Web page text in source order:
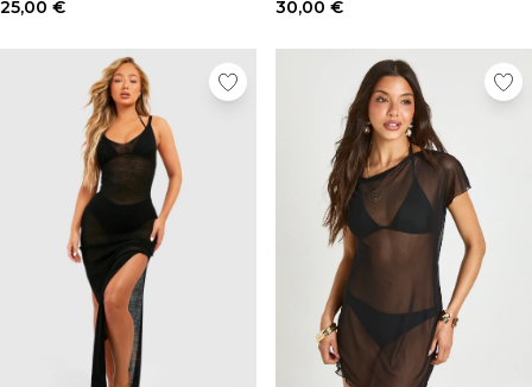
Chapeaux, gants et écharpes
Chaussettes
Sacs et portefeuilles
Ceintures
Shoppez par collection
BOOHOOMAN | Ronaldinho
BOOHOOMAN | Patrice Evra
Vacances
Common Pace
Training Dept
One More Rep
Indispensables
Tenues De Soirée
25,00 € 30,00 €